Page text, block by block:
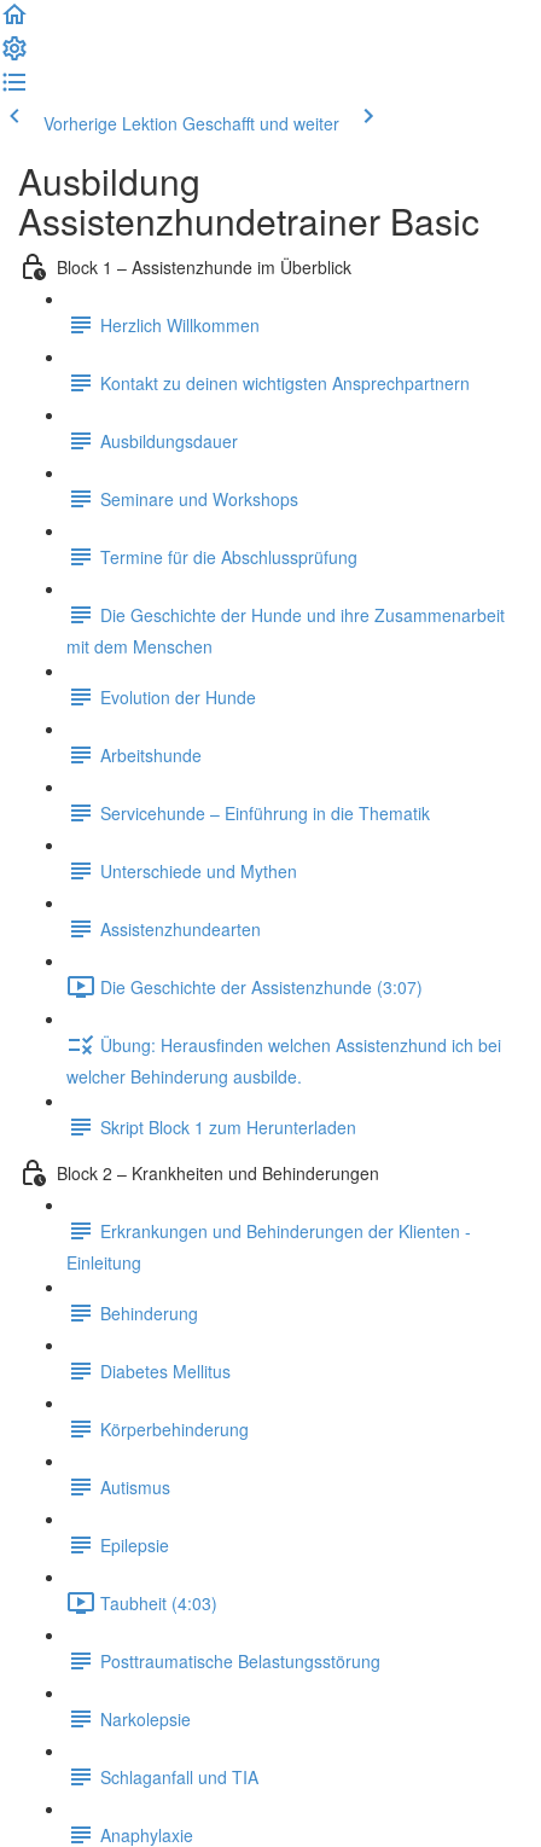
Vorherige Lektion Geschafft und weiter
Ausbildung
Assistenzhundetrainer Basic
Block 1 – Assistenzhunde im Überblick
Herzlich Willkommen
Kontakt zu deinen wichtigsten Ansprechpartnern
Ausbildungsdauer
Seminare und Workshops
Termine für die Abschlussprüfung
Die Geschichte der Hunde und ihre Zusammenarbeit
mit dem Menschen
Evolution der Hunde
Arbeitshunde
Servicehunde – Einführung in die Thematik
Unterschiede und Mythen
Assistenzhundearten
Die Geschichte der Assistenzhunde (3:07)
Übung: Herausfinden welchen Assistenzhund ich bei
welcher Behinderung ausbilde.
Skript Block 1 zum Herunterladen
Block 2 – Krankheiten und Behinderungen
Erkrankungen und Behinderungen der Klienten -
Einleitung
Behinderung
Diabetes Mellitus
Körperbehinderung
Autismus
Epilepsie
Taubheit (4:03)
Posttraumatische Belastungsstörung
Narkolepsie
Schlaganfall und TIA
Anaphylaxie